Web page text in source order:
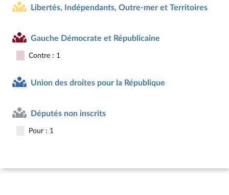
Libertés, Indépendants, Outre-mer et Territoires
Gauche Démocrate et Républicaine
Contre : 1
Union des droites pour la République
Députés non inscrits
Pour : 1